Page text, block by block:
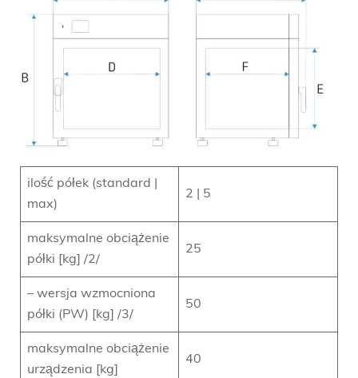
ilość półek (standard |
max)
2 | 5
maksymalne obciążenie
półki [kg] /2/
25
– wersja wzmocniona
półki (PW) [kg] /3/
50
maksymalne obciążenie
urządzenia [kg]
40